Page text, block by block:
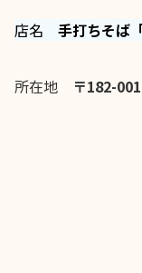
店名 手打ちそば
所在地 〒182-